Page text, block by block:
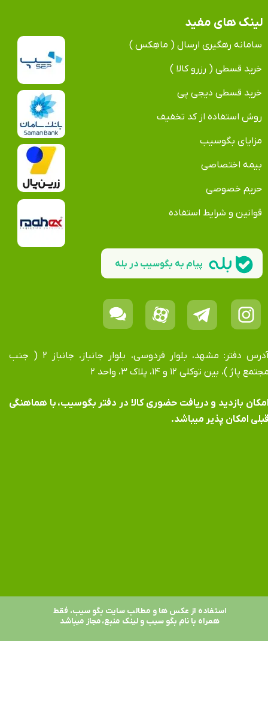
لینک های مفید
سامانه رهگیری ارسال ( ماهِکس )
خرید قسطی ( رزرو کالا )
خرید قسطی دیجی پی
روش استفاده از کد تخفیف
مزایای بگوسیب
بیمه اختصاصی
حریم خصوصی
قوانین و شرایط استفاده
آدرس دفتر: مشهد، بلوار فردوسی، بلوار جانباز، جانباز ۲ ( جنب
پاژ )، بین توکلی ۱۲ و ۱۴، پلاک ۳، واحد ۲
بازدید و دریافت حضوری کالا در دفتر بگوسیب، با هماهنگی
امکان پذیر میباشد.
پیام به بگوسیب در بله
استفاده از عکس ها و مطالب سایت بگو سیب، فقط
همراه با نام بگو سیب و لینک منبع، مجاز میباشد